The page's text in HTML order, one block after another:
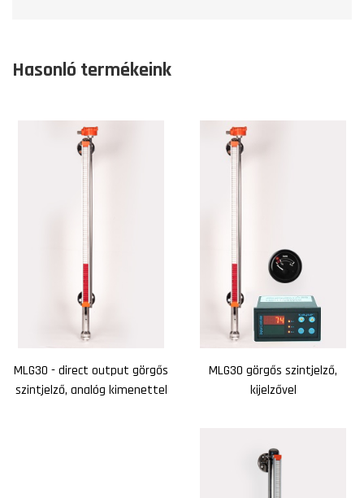
Hasonló termékeink
MLG30 - direct output görgős
szintjelző, analóg kimenettel
MLG30 görgős szintjelző,
kijelzővel